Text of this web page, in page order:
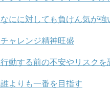
なにに対しても負けん気が強
チャレンジ精神旺盛
行動する前の不安やリスクを
誰よりも一番を目指す